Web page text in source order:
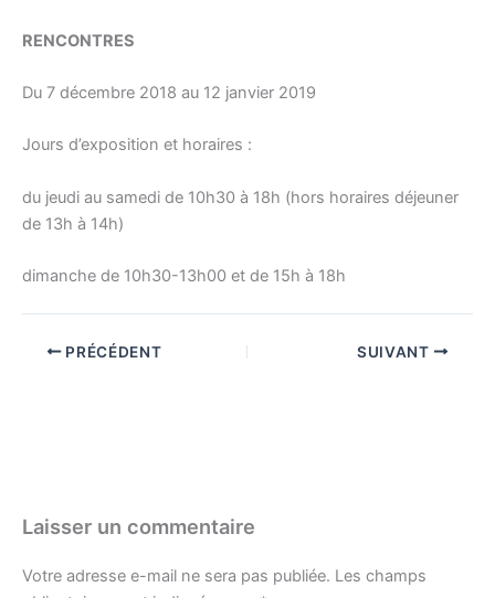
RENCONTRES
Du 7 décembre 2018 au 12 janvier 2019
Jours d’exposition et horaires :
du jeudi au samedi de 10h30 à 18h (hors horaires déjeuner
de 13h à 14h)
dimanche de 10h30-13h00 et de 15h à 18h
PRÉCÉDENT SUIVANT
Laisser un commentaire
Votre adresse e-mail ne sera pas publiée. Les champs